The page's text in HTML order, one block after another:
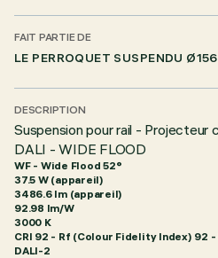
FAIT PARTIE DE
LE PERROQUET SUSPENDU
DESCRIPTION
Suspension pour rail -
DALI - WIDE FLOOD
WF - Wide Flood 52°
37.5 W (appareil)
3486.6 lm (appareil)
92.98 lm/W
3000 K
CRI 92 - Rf (Colour Fidelity Index) 92 -
DALI-2